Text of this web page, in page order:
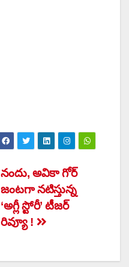
నందు, అవికా గోర్
జంటగా నటిస్తున్న
‘అగ్లీ స్టోరీ’ టీజర్
రివ్యూ !